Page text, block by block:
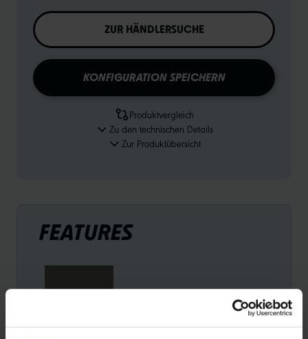
ZUR HÄNDLERSUCHE
KONFIGURATION SPEICHERN
Produktvergleich
Zu den technischen Details
Zur Produktübersicht
FEATURES